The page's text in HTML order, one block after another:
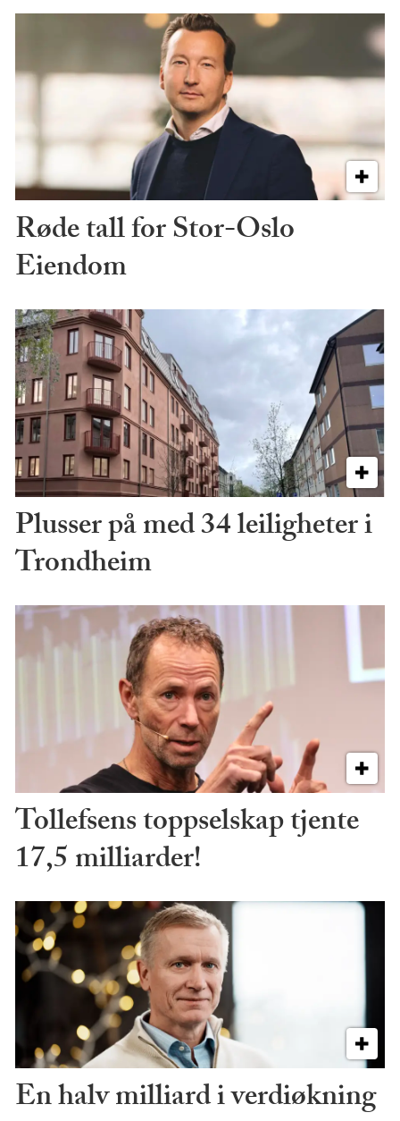
Røde tall for Stor-Oslo
Eiendom
Plusser på med 34 leiligheter i
Trondheim
Tollefsens toppselskap tjente
17,5 milliarder!
En halv milliard i verdiøkning